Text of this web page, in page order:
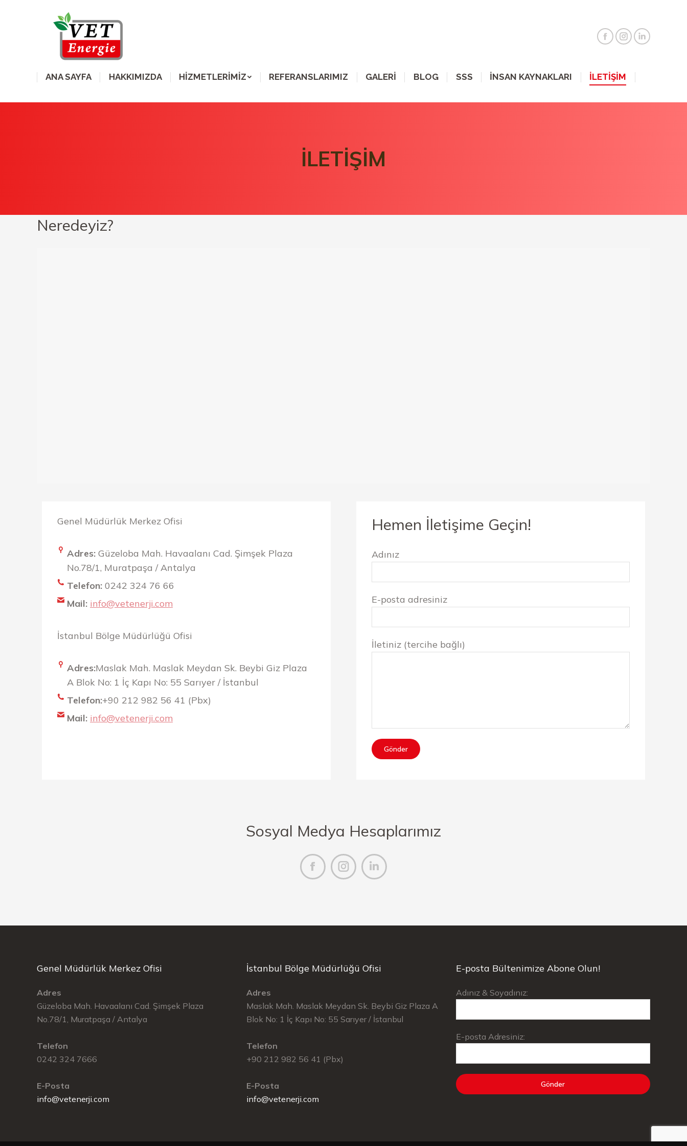
ANA SAYFA HAKKIMIZDA HİZMETLERİMİZ REFERANSLARIMIZ GALERİ BLOG SSS İNSAN KAYNAKLARI İLETİŞİM
İLETİŞİM
Neredeyiz?
Genel Müdürlük Merkez Ofisi
Adres: Güzeloba Mah. Havaalanı Cad. Şimşek Plaza
No.78/1, Muratpaşa / Antalya
Telefon: 0242 324 76 66
Mail: info@vetenerji.com
İstanbul Bölge Müdürlüğü Ofisi
Adres:Maslak Mah. Maslak Meydan Sk. Beybi Giz Plaza
A Blok No: 1 İç Kapı No: 55 Sarıyer / İstanbul
Telefon:+90 212 982 56 41 (Pbx)
Mail: info@vetenerji.com
Hemen İletişime Geçin!
Adınız
E-posta adresiniz
İletiniz (tercihe bağlı)
Sosyal Medya Hesaplarımız
FacebookInstagramLinkedin
Genel Müdürlük Merkez Ofisi
Adres
Güzeloba Mah. Havaalanı Cad. Şimşek Plaza
No.78/1, Muratpaşa / Antalya
Telefon
0242 324 7666
E-Posta
info@vetenerji.com
İstanbul Bölge Müdürlüğü Ofisi
Adres
Maslak Mah. Maslak Meydan Sk. Beybi Giz Plaza A
Blok No: 1 İç Kapı No: 55 Sarıyer / İstanbul
Telefon
+90 212 982 56 41 (Pbx)
E-Posta
info@vetenerji.com
E-posta Bültenimize Abone Olun!
Adınız & Soyadınız:
E-posta Adresiniz: